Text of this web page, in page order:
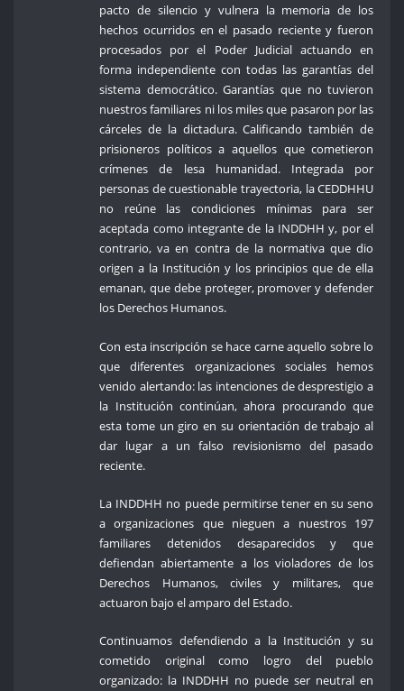
pacto de silencio y vulnera la memoria de los
hechos ocurridos en el pasado reciente y fueron
procesados por el Poder Judicial actuando en
forma independiente con todas las garantías del
sistema democrático. Garantías que no tuvieron
nuestros familiares ni los miles que pasaron por las
cárceles de la dictadura. Calificando también de
prisioneros políticos a aquellos que cometieron
crímenes de lesa humanidad. Integrada por
personas de cuestionable trayectoria, la CEDDHHU
no reúne las condiciones mínimas para ser
aceptada como integrante de la INDDHH y, por el
contrario, va en contra de la normativa que dio
origen a la Institución y los principios que de ella
emanan, que debe proteger, promover y defender
los Derechos Humanos.
Con esta inscripción se hace carne aquello sobre lo
que diferentes organizaciones sociales hemos
venido alertando: las intenciones de desprestigio a
la Institución continúan, ahora procurando que
esta tome un giro en su orientación de trabajo al
dar lugar a un falso revisionismo del pasado
reciente.
La INDDHH no puede permitirse tener en su seno
a organizaciones que nieguen a nuestros 197
familiares detenidos desaparecidos y que
defiendan abiertamente a los violadores de los
Derechos Humanos, civiles y militares, que
actuaron bajo el amparo del Estado.
Continuamos defendiendo a la Institución y su
cometido original como logro del pueblo
organizado: la INDDHH no puede ser neutral en